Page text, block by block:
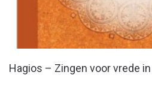
Hagios – Zingen voor vrede